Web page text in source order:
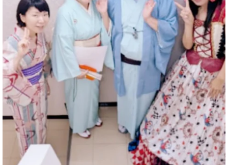
マジシャン派遣 パッションプリンセス【公式】
@comedy_illusion 7 Aug
お疲れ様です
YouTubeを更新しました
https://youtu.be/9sHKhUQBmUE
@YouTube
#企業公式がお疲れ様を言い合う
#チャンネル登録おねがいします
#愛媛県
#新居浜市
#マイントピア別子
#泉寿亭
#有形文化財